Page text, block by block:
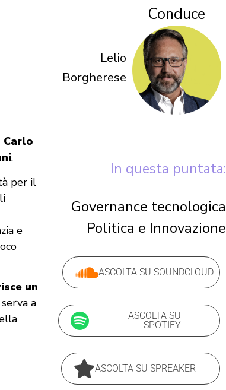
.
per il
e
un
a
Conduce
Lelio
Borgherese
In questa puntata:
Governance tecnologica
Politica e Innovazione
ASCOLTA SU SOUNDCLOUD
ASCOLTA SU
SPOTIFY
ASCOLTA SU SPREAKER